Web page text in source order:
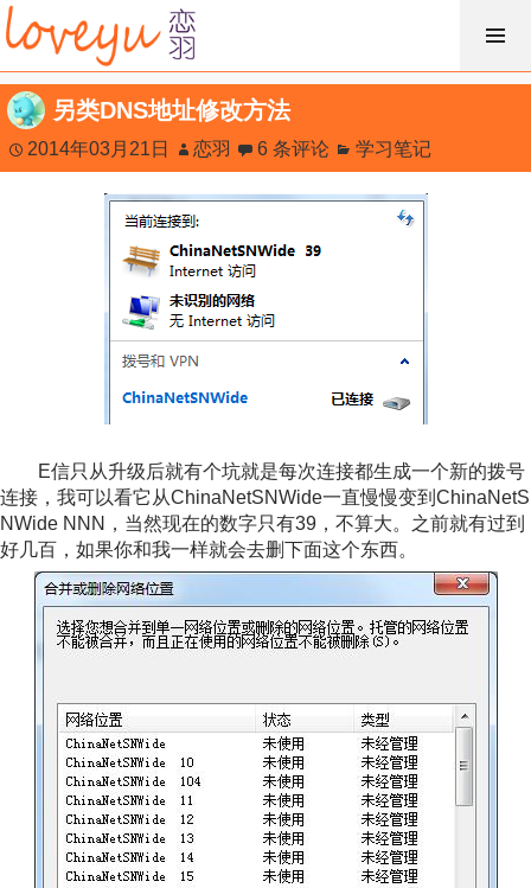
跳
过
内
容
另类DNS地址修改方法
2014年03月21日 恋羽 6 条评论 学习笔记
E信只从升级后就有个坑就是每次连接都生成一个新的拨号
连接，我可以看它从ChinaNetSNWide一直慢慢变到ChinaNetS
NWide NNN，当然现在的数字只有39，不算大。之前就有过到
好几百，如果你和我一样就会去删下面这个东西。